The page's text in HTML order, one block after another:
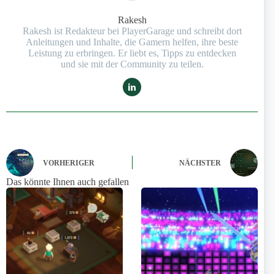
Rakesh
Rakesh ist Redakteur bei PlayerGarage und schreibt dort
Anleitungen und Inhalte, die Gamern helfen, ihre beste
Leistung zu erbringen. Er liebt es, Tipps zu entdecken
und sie mit der Community zu teilen.
VORHERIGER NÄCHSTER
Das könnte Ihnen auch gefallen